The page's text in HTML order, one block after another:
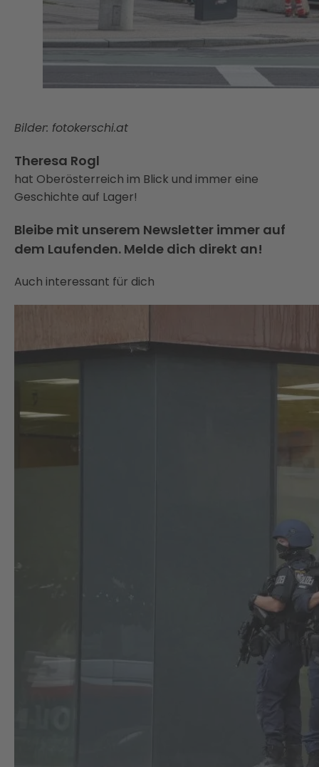
Bilder: fotokerschi.at
Theresa Rogl
hat Oberösterreich im Blick und immer eine
Geschichte auf Lager!
Bleibe mit unserem Newsletter immer auf
dem Laufenden. Melde dich direkt an!
Auch interessant für dich